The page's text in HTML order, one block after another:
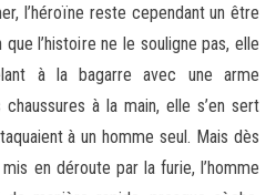
l’héroïne reste cependant un être
l’histoire ne le souligne pas, elle
à la bagarre avec une arme
à la main, elle s’en sert
à un homme seul. Mais dès
en déroute par la furie, l’homme